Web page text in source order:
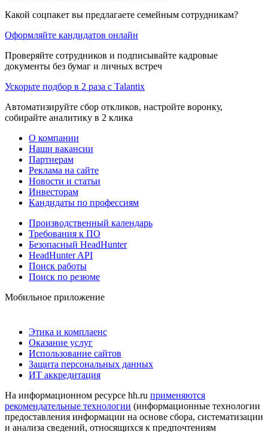
Какой соцпакет вы предлагаете семейным сотрудникам?
Оформляйте кандидатов онлайн
Проверяйте сотрудников и подписывайте кадровые
документы без бумаг и личных встреч
Ускорьте подбор в 2 раза с Talantix
Автоматизируйте сбор откликов, настройте воронку,
собирайте аналитику в 2 клика
О компании
Наши вакансии
Партнерам
Реклама на сайте
Новости и статьи
Инвесторам
Кандидаты по профессиям
Производственный календарь
Требования к ПО
Безопасный HeadHunter
HeadHunter API
Поиск работы
Поиск по резюме
Мобильное приложение
Этика и комплаенс
Оказание услуг
Использование сайтов
Защита персональных данных
ИТ аккредитация
На информационном ресурсе hh.ru применяются
рекомендательные технологии (информационные технологии
предоставления информации на основе сбора, систематизации
и анализа сведений, относящихся к предпочтениям